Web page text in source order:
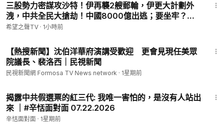
三股勢力密謀攻沙特！伊再襲2艘郵輪，伊更大計劃外
洩，中共全民大搶劫！中國8000億出逃；要坐牢？福
西真慌了；川普發重磅政府令！誰敢來美生寶兒【北美
希望之聲TV · 1小時前
【熱搜新聞】沈伯洋華府演講受歡迎 更會見現任美眾
院議長、裴洛西｜民視新聞
民視新聞網 Formosa TV News network · 1星期前
揭露中共假選票的紅三代: 我唯一害怕的，是沒有人站出
來 ｜#辛恬面對面 07.22.2026
辛恬面對面 · 1星期前